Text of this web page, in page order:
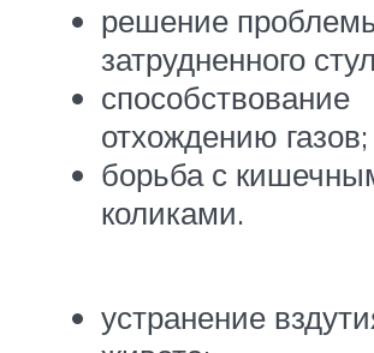
решение
затрудненного
способствование
отхождению газов;
борьба с
коликами.
устранение